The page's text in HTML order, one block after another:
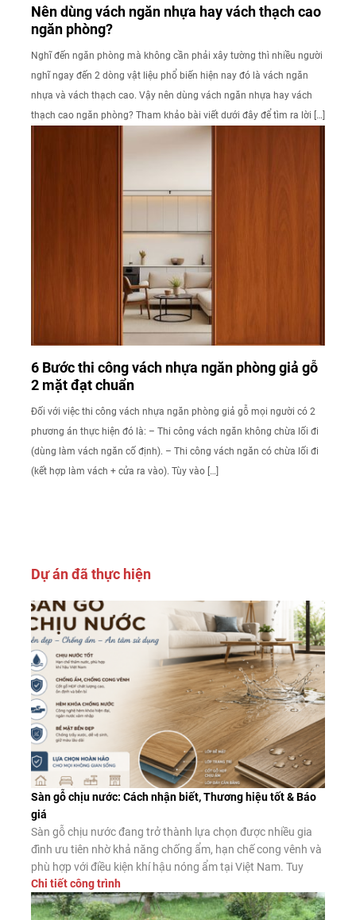
Nên dùng vách ngăn nhựa hay vách thạch cao
ngăn phòng?
Nghĩ đến ngăn phòng mà không cần phải xây tường thì nhiều người
nghĩ ngay đến 2 dòng vật liệu phổ biến hiện nay đó là vách ngăn
nhựa và vách thạch cao. Vậy nên dùng vách ngăn nhựa hay vách
thạch cao ngăn phòng? Tham khảo bài viết dưới đây để tìm ra lời […]
6 Bước thi công vách nhựa ngăn phòng giả gỗ
2 mặt đạt chuẩn
Đối với việc thi công vách nhựa ngăn phòng giả gỗ mọi người có 2
phương án thực hiện đó là: – Thi công vách ngăn không chừa lối đi
(dùng làm vách ngăn cố định). – Thi công vách ngăn có chừa lối đi
(kết hợp làm vách + cửa ra vào). Tùy vào […]
Dự án đã thực hiện
Sàn gỗ chịu nước: Cách nhận biết, Thương hiệu tốt & Báo
giá
Sàn gỗ chịu nước đang trở thành lựa chọn được nhiều gia
đình ưu tiên nhờ khả năng chống ẩm, hạn chế cong vênh và
phù hợp với điều kiện khí hậu nóng ẩm tại Việt Nam. Tuy
nhiên, không phải sản phẩm nào được quảng cáo là “chịu
nước” cũng có chất lượng như […]
Chi tiết công trình